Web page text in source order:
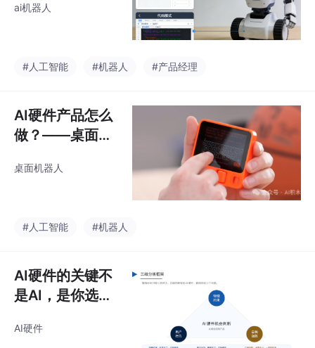
ai机器人
#人工智能 #机器人 #产品经理
AI硬件产品怎么
做？——桌面机
桌面机器人
#人工智能 #机器人
AI硬件的关键不
是AI，是你选了
什么形态
AI硬件